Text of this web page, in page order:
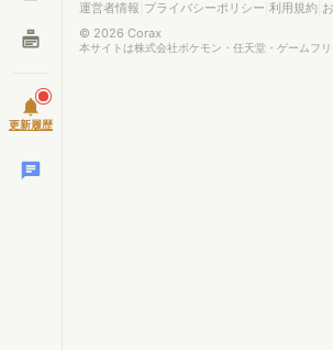
更新履歴
運営者情報 プライバシーポリシー 利用規約
© 2026 Corax
本サイトは株式会社ポケモン・任天堂・ゲームフ